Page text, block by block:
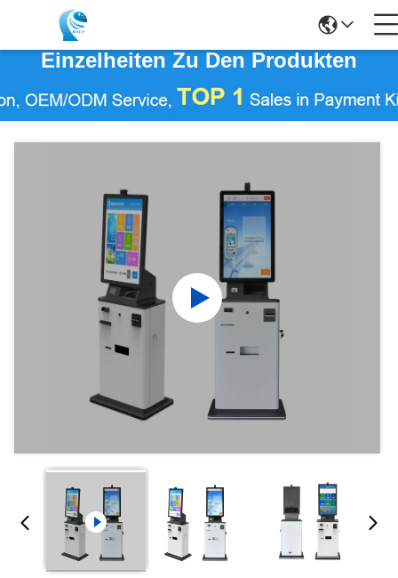
Einzelheiten Zu Den Produkten